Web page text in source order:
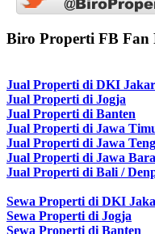
Biro Properti FB Fan
Jual Properti di DKI
Jual Properti di Jogja
Jual Properti di Banten
Jual Properti di Jawa
Jual Properti di Jawa
Jual Properti di Jawa
Jual Properti di Bali /
Sewa Properti di DKI
Sewa Properti di Jogja
Sewa Properti di Banten